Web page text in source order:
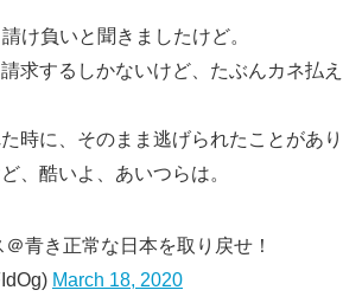
け負いと聞きましたけど。
求するしかないけど、たぶんカネ払え
時に、そのまま逃げられたことがあり
、酷いよ、あいつらは。
青き正常な日本を取り戻せ！
March 18, 2020